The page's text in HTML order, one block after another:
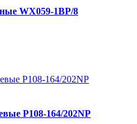
WX059-1BP/8
P108-164/202NP